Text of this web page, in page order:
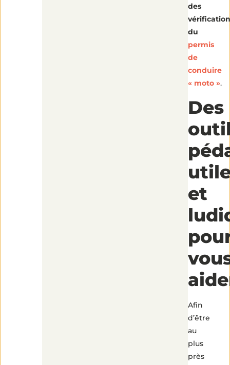
des
du
permis
de
conduire
« moto ».
Des
et
Afin
d’être
au
plus
près